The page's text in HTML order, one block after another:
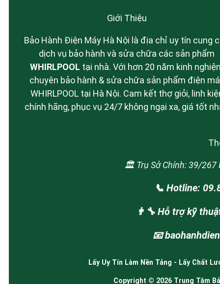
Giới Thiệu
Bảo Hành Điện Máy Hà Nội là địa chỉ uy tín cung
dịch vụ bảo hành và sửa chữa các sản phẩm
WHIRLPOOL tại nhà. Với hơn 20 năm kinh
chuyên bảo hành & sửa chữa sản phẩm điện
WHIRLPOOL tại Hà Nội. Cam kết thợ giỏi, linh
chính hãng, phục vụ 24/7 không ngại xa, giá tốt
🏛️ Trụ Sở Chính: 39/267
📞 Hotline:
👨‍🔧 Hỗ trợ kỹ
📧
Lấy Uy Tín Làm Nền Tảng - Lấy Chất
Copyright © 2026 Trung Tâm